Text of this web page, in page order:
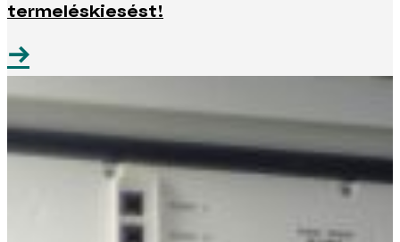
termeléskiesést!
→